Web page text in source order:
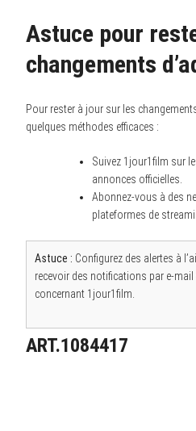
Astuce pour
changements
Pour rester à jour sur les
quelques méthodes efficaces :
Suivez 1jour1film sur
annonces officielles.
Abonnez-vous à des
plateformes de
Astuce : Configurez des alertes à
recevoir des notifications par e-
concernant 1jour1film.
ART.1084417